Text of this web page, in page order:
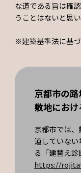
な道である旨は確
うことはないと思い
※建築基準法に基
京都市の
敷地にお
京都市では
道していな
る「建替え診
https://